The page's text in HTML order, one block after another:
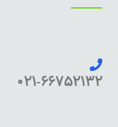
021-66752132